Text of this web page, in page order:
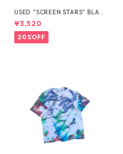
USED "SCREEN STARS" BLAN
K TEE
¥3,520
20%OFF